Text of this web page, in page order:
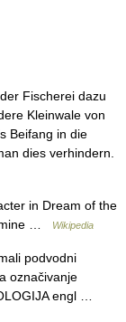
Fischerei dazu
Kleinwale von
Beifang in die
dies verhindern.
in Dream of the
…
Wikipedia
podvodni
označivanje
engl …